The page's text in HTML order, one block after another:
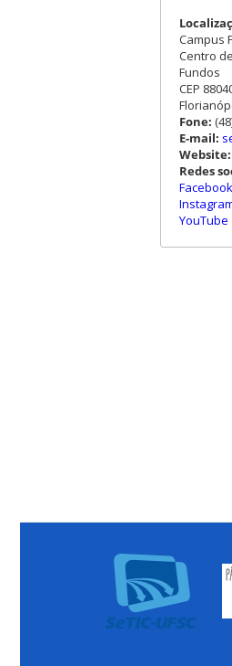
Campus
Centro
Fundos
CEP
Fone:
E-mail:
Website:
Redes
Facebook
YouTube